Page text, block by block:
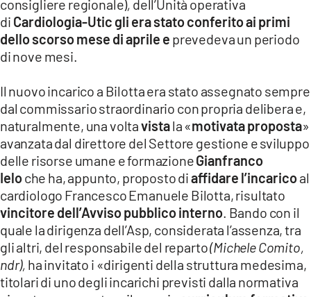
consigliere regionale), dell’Unità operativa
di Cardiologia-Utic gli era stato conferito ai primi
dello scorso mese di aprile e prevedeva un periodo
di nove mesi.
Il nuovo incarico a Bilotta era stato assegnato sempre
dal commissario straordinario con propria delibera e,
naturalmente, una voltavistala «motivata proposta»
avanzata dal direttore del Settore gestione e sviluppo
delle risorse umane e formazioneGianfranco
Ieloche ha, appunto, proposto diaffidare l’incaricoal
cardiologo Francesco Emanuele Bilotta, risultato
vincitore dell’Avviso pubblico interno. Bando con il
quale la dirigenza dell’Asp, considerata l’assenza, tra
gli altri, del responsabile del reparto(Michele Comito,
ndr), ha invitato i «dirigenti della struttura medesima,
titolari di uno degli incarichi previsti dalla normativa